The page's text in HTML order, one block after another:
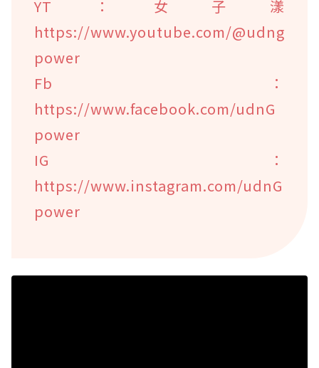
YT：女子漾
https://www.youtube.com/@udng
power
Fb：
https://www.facebook.com/udnG
power
IG：
https://www.instagram.com/udnG
power